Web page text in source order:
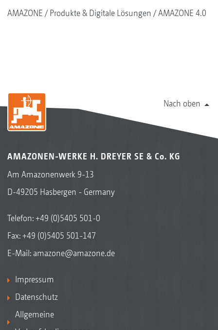
AMAZONE Produkte & Digitale Lösungen AMAZONE 4.0
Nach oben
AMAZONEN-WERKE H. DREYER SE & Co. KG
Am Amazonenwerk 9-13
D-49205 Hasbergen - Germany
Telefon:+49 (0)5405 501-0
Fax: +49 (0)5405 501-147
E-Mail: amazone@amazone.de
Impressum
Datenschutz
Allgemeine